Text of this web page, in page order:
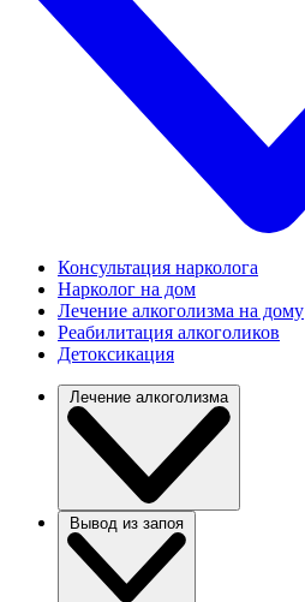
Консультация нарколога
Нарколог на дом
Лечение алкоголизма на дому
Реабилитация алкоголиков
Детоксикация
Лечение алкоголизма
Вывод из запоя